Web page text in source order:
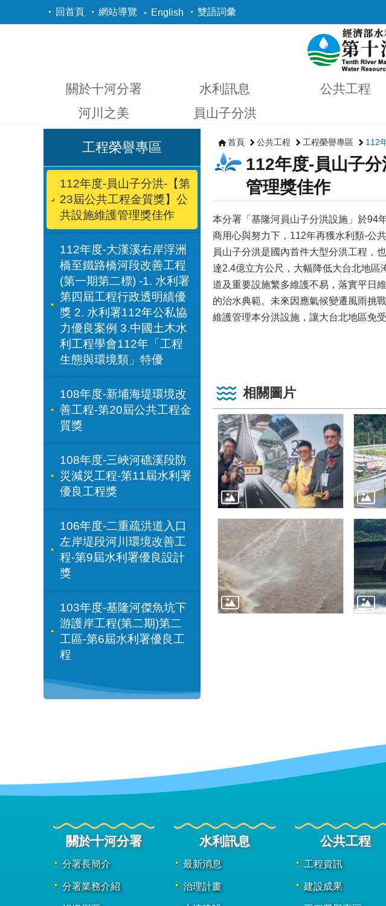
跳到主要內容區塊
回首頁 網站導覽 English 雙語詞彙
關於十河分署 水利訊息 公共工程
河川之美
員山子分洪
工程榮譽專區
112年度-員山子分洪-【第
23屆公共工程金質獎】公
共設施維護管理獎佳作
112年度-大漢溪右岸浮洲
橋至鐵路橋河段改善工程
(第一期第二標) -1. 水利署
第四屆工程行政透明績優
獎 2. 水利署112年公私協
力優良案例 3.中國土木水
利工程學會112年「工程
生態與環境類」特優
108年度-新埔海堤環境改
善工程-第20屆公共工程金
質獎
108年度-三峽河礁溪段防
災減災工程-第11屆水利署
優良工程獎
106年度-二重疏洪道入口
左岸堤段河川環境改善工
程-第9屆水利署優良設計
獎
103年度-基隆河傑魚坑下
游護岸工程(第二期)第二
工區-第6屆水利署優良工
程
首頁 公共工程 工程榮譽專區 112
112年度-員山子
管理獎佳作
本分署「基隆河員山子分洪設施」於94
商用心與努力下，112年再獲水利類-公
員山子分洪是國內首件大型分洪工程，
達2.4億立方公尺，大幅降低大台北地
道及重要設施繁多維護不易，落實平日
的治水典範。未來因應氣候變遷風雨挑
維護管理本分洪設施，讓大台北地區免
相關圖片
關於十河分署
分署長簡介
分署業務介紹
水利訊息
最新消息
治理計畫
公共工程
工程資訊
建設成果